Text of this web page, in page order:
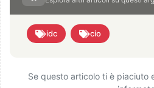
idc cio
Se questo articolo ti è piaciuto